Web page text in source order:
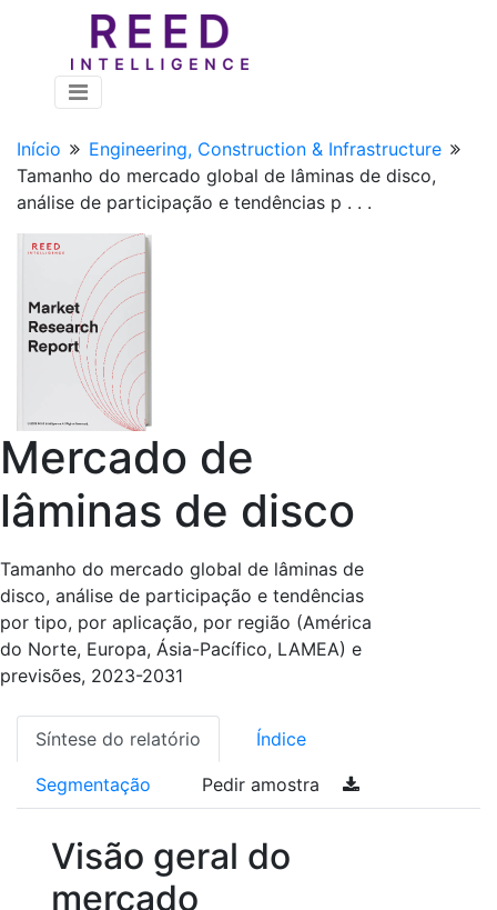
Início
Engineering, Construction & Infrastructure
Tamanho do mercado global de lâminas de disco,
análise de participação e tendências p . . .
Mercado de
lâminas de disco
Tamanho do mercado global de lâminas de
disco, análise de participação e tendências
por tipo, por aplicação, por região (América
do Norte, Europa, Ásia-Pacífico, LAMEA) e
previsões, 2023-2031
Síntese do relatório Índice
Segmentação Pedir amostra
Visão geral do
mercado